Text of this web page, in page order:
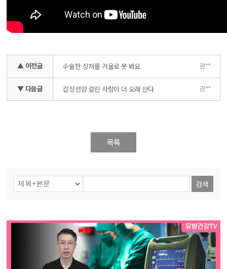
▲ 이전글 수술한 상처를 거울로 못 봐요 관**
▼ 다음글 갑상선암 걸린 사람이 더 오래 산다 관**
목록
검색